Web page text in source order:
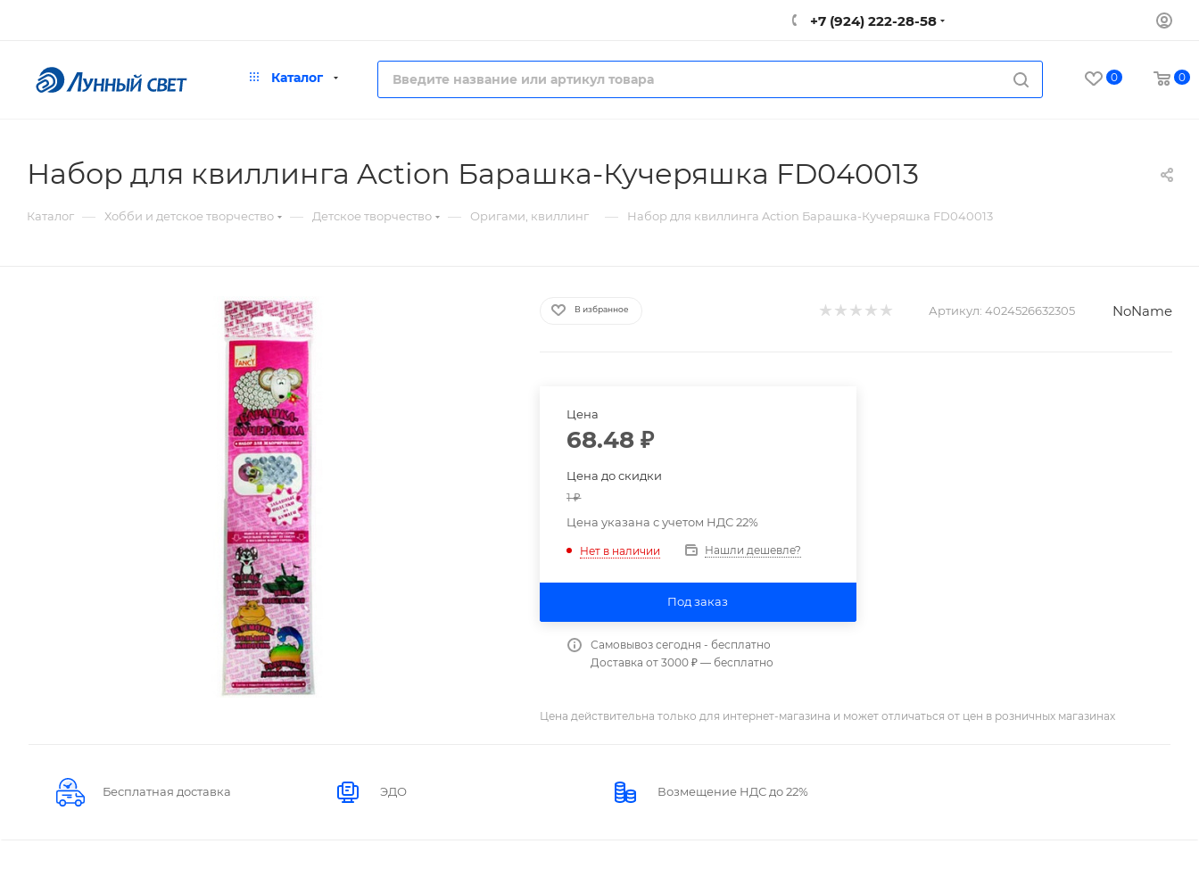
+7 (924) 222-28-58
Каталог 0 0
Набор для квиллинга Action Барашка-Кучеряшка FD040013
Каталог — Хобби и детское творчество — Детское творчество — Оригами, квиллинг — Набор для квиллинга Action Барашка-Кучеряшка FD040013
В избранное Артикул: 4024526632305 NoName
Цена
68.48 ₽
Цена до скидки
1₽
Цена указана с учетом НДС 22%
Нет в наличии Нашли дешевле?
Под заказ
Самовывоз сегодня - бесплатно
Доставка от 3000 ₽ — бесплатно
Цена действительна только для интернет-магазина и может отличаться от цен в розничных магазинах
Бесплатная доставка ЭДО Возмещение НДС до 22%